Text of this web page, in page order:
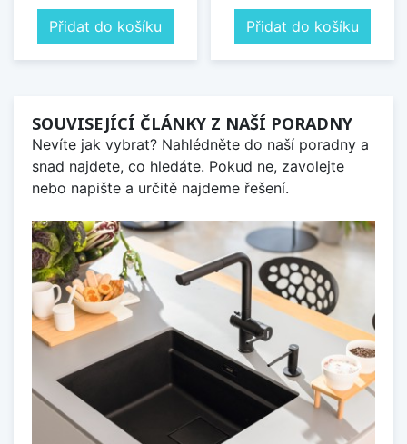
Přidat do košíku Přidat do košíku
SOUVISEJÍCÍ ČLÁNKY Z NAŠÍ PORADNY
Nevíte jak vybrat? Nahlédněte do naší poradny a
snad najdete, co hledáte. Pokud ne, zavolejte
nebo napište a určitě najdeme řešení.